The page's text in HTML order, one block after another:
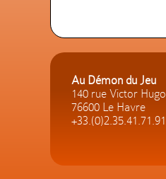
Au Démon du Jeu
140 rue Victor Hugo
76600 Le Havre
+33.(0)2.35.41.71.91